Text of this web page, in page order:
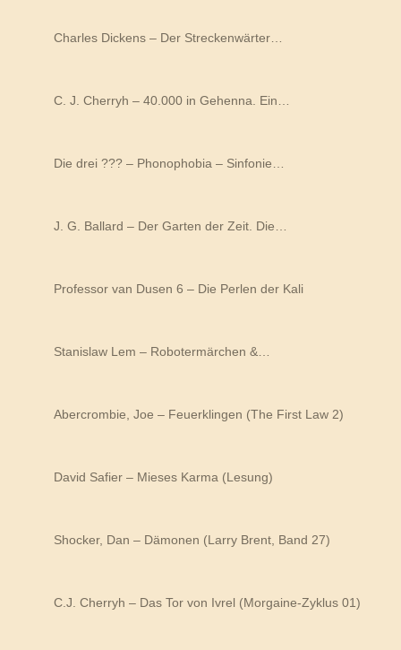
Charles Dickens – Der Streckenwärter…
C. J. Cherryh – 40.000 in Gehenna. Ein…
Die drei ??? – Phonophobia – Sinfonie…
J. G. Ballard – Der Garten der Zeit. Die…
Professor van Dusen 6 – Die Perlen der Kali
Stanislaw Lem – Robotermärchen &…
Abercrombie, Joe – Feuerklingen (The First Law 2)
David Safier – Mieses Karma (Lesung)
Shocker, Dan – Dämonen (Larry Brent, Band 27)
C.J. Cherryh – Das Tor von Ivrel (Morgaine-Zyklus 01)